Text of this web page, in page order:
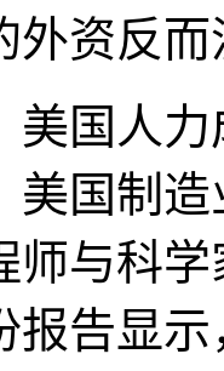
外资反
国人力
美国制
师与科
报告显